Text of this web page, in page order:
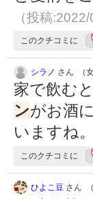
（投稿
このクチコミに
シラノ さん （
家で飲む
ンがお酒
いますね。
このクチコミに
ひよこ豆 さん